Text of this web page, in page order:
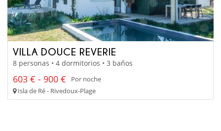
VILLA DOUCE REVERIE
8 personas • 4 dormitorios • 3 baños
603 € - 900 €
Por noche
Isla de Ré - Rivedoux-Plage